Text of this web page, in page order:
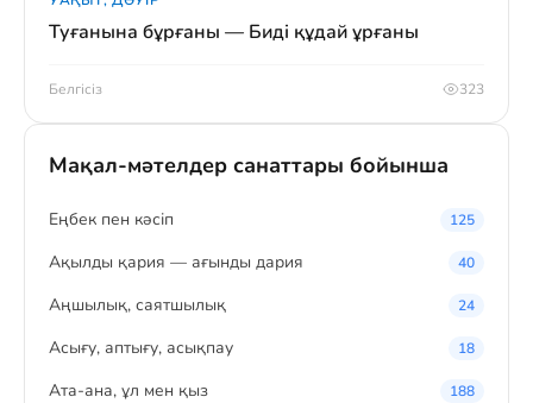
Туғанына бұрғаны — Биді құдай ұрғаны
Белгісіз 323
Мақал-мәтелдер санаттары бойынша
Eңбек пен кәсіп 125
Ақылды қария — ағынды дария 40
Аңшылық, саятшылық 24
Асығу, аптығу, асықпау 18
Ата-ана, ұл мен қыз 188